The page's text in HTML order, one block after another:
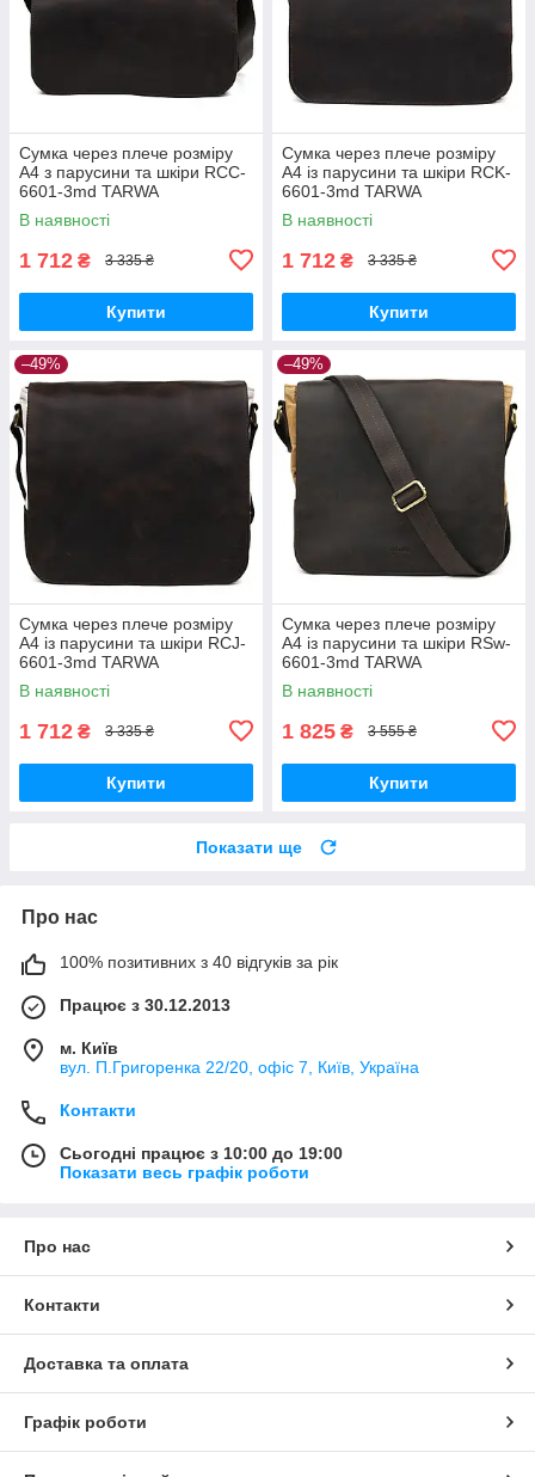
Сумка через плече розміру
А4 з парусини та шкіри RCC-
6601-3md TARWA
В наявності
1 712 ₴ 3 335 ₴
Купити
Сумка через плече розміру
А4 із парусини та шкіри RCK-
6601-3md TARWA
В наявності
1 712 ₴ 3 335 ₴
Купити
–49%
Сумка через плече розміру
А4 із парусини та шкіри RCJ-
6601-3md TARWA
В наявності
1 712 ₴ 3 335 ₴
Купити
–49%
Сумка через плече розміру
А4 із парусини та шкіри RSw-
6601-3md TARWA
В наявності
1 825 ₴ 3 555 ₴
Купити
Показати ще
Про нас
100% позитивних з 40 відгуків за рік
Працює з 30.12.2013
м. Київ
вул. П.Григоренка 22/20, офіс 7, Київ, Україна
Контакти
Сьогодні працює з 10:00 до 19:00
Показати весь графік роботи
Про нас
Контакти
Доставка та оплата
Графік роботи